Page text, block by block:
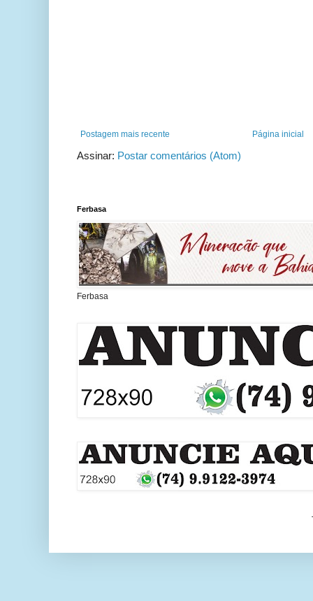
Postagem mais recente Página inicial
Assinar: Postar comentários (Atom)
Ferbasa
Ferbasa